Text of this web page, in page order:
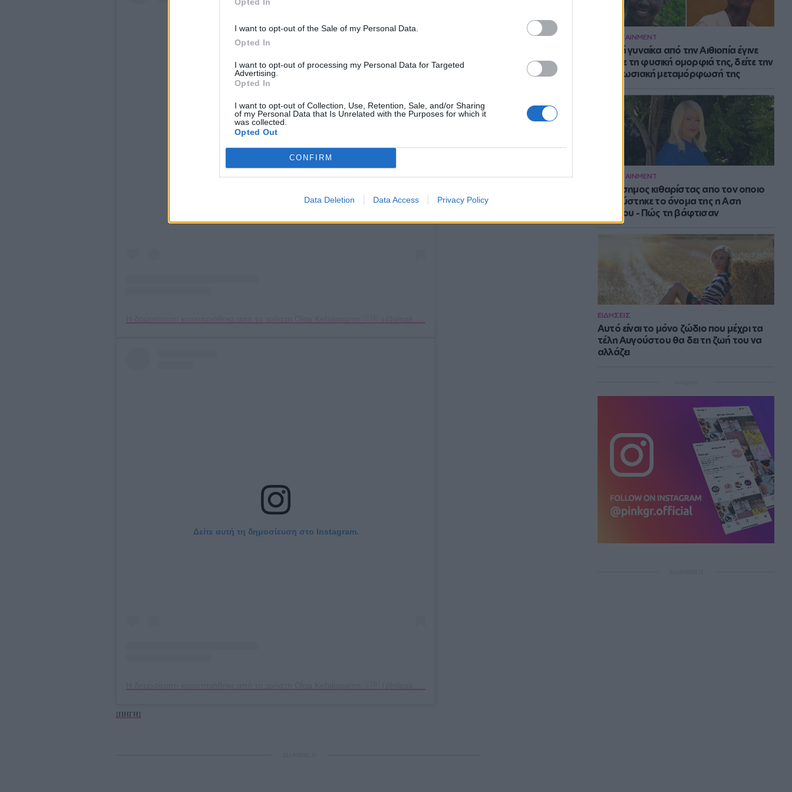
I want to opt-out of the Sale of my Personal Data.
Opted In
I want to opt-out of processing my Personal Data for Targeted
Advertising.
Opted In
I want to opt-out of Collection, Use, Retention, Sale, and/or Sharing
of my Personal Data that Is Unrelated with the Purposes for which it
was collected.
Opted Out
CONFIRM
Data Deletion Data Access Privacy Policy
ENTERTAINMENT
Νεαρή γυναίκα από την Αιθιοπία έγινε
viral με τη φυσική ομορφιά της, δείτε την
εντυπωσιακή μεταμόρφωσή της
ENTERTAINMENT
Ο διάσημος κιθαρίστας απο τον οποιο
εμπνεύστηκε το όνομα της η Αση
Μπήλιου - Πώς τη βάφτισαν
ΕΙΔΗΣΕΙΣ
Αυτό είναι το μόνο ζώδιο που μέχρι τα
τέλη Αυγούστου θα δει τη ζωή του να
αλλάζει
Δείτε αυτή τη δημοσίευση στο Instagram.
[ΠΗΓΗ]